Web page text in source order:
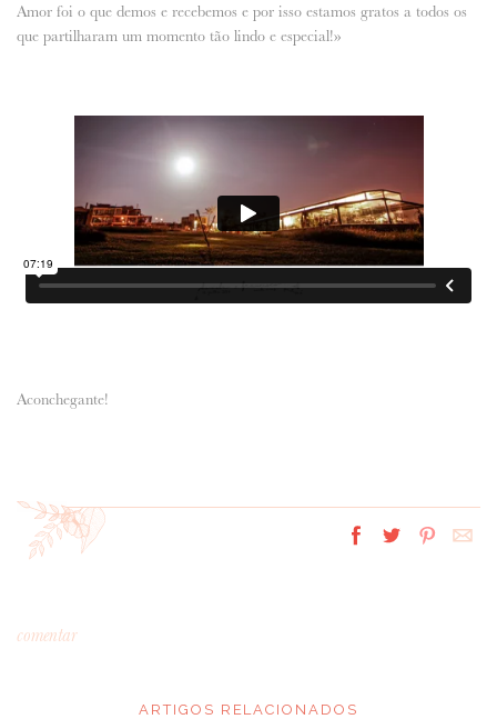
Amor foi o que demos e recebemos e por isso estamos gratos a todos os
que partilharam um momento tão lindo e especial!»
Aconchegante!
comentar
ARTIGOS RELACIONADOS